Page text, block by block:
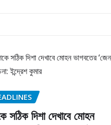
সঠিক দিশা দেখাবে মোহন